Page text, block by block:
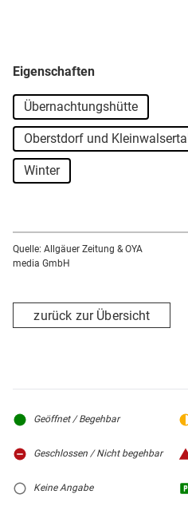
Eigenschaften
Übernachtungshütte
Oberstdorf und Kleinwalsertal
Winter
Quelle: Allgäuer Zeitung & OYA
media GmbH
zurück zur Übersicht
Geöffnet / Begehbar
Geschlossen / Nicht begehbar
Keine Angabe